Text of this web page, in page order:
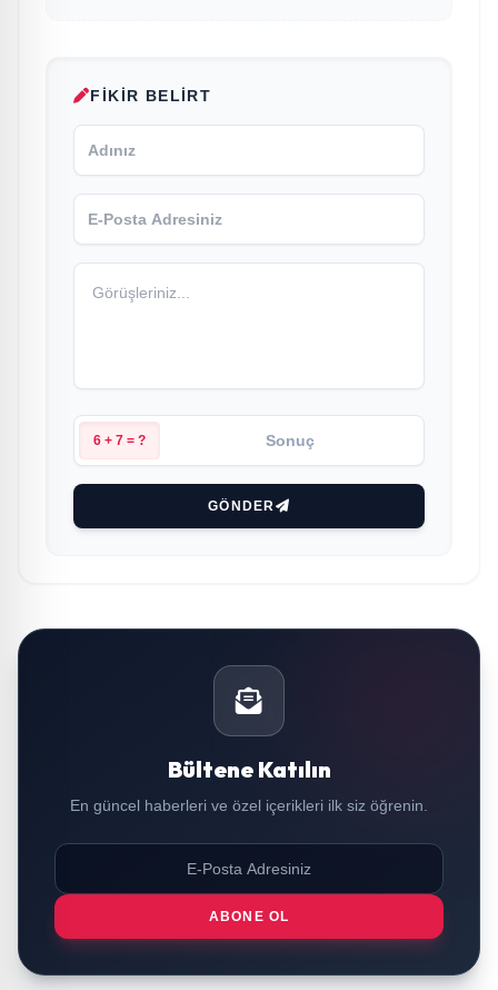
FIKIR BELIRT
6 + 7 = ?
GÖNDER
Bültene Katılın
En güncel haberleri ve özel içerikleri ilk siz öğrenin.
ABONE OL